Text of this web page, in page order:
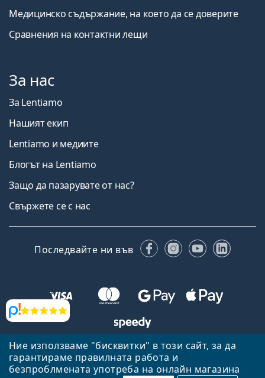
Ние използваме "бисквитки" в този сайт, за да
гарантираме правилната работа и
безпроблмената употреба на онлайн магазина
Прегледи
Медицинско съдържание, на което да се доверите
Сравнения на контактни лещи
За нас
За Lentiamo
Нашият екип
Lentiamo и медиите
Блогът на Lentiamo
Защо да пазарувате от нас?
Свържете се с нас
Последвайте ни във FacebookInstagram
YouTube
Назад към началната страница
Нагоре
Lentiamo.bg е собственост и се управлява от Lentiamo s.r.o.,